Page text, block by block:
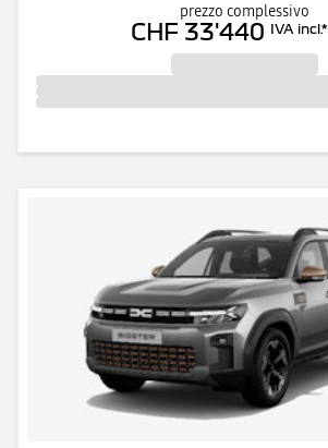
prezzo complessivo
CHF 33'440 IVA incl.*